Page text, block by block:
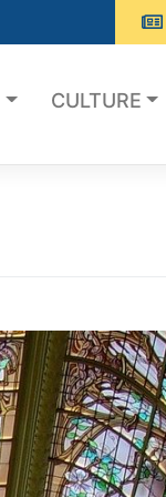
CULTURE